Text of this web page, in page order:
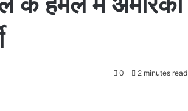
0 2 minutes read